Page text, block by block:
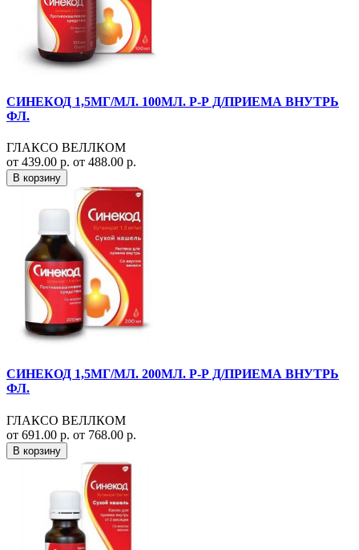
СИНЕКОД 1,5МГ/МЛ. 100МЛ. Р-Р Д/ПРИЕМА ВНУТРЬ
ФЛ.
ГЛАКСО ВЕЛЛКОМ
от 439.00 р. от 488.00 р.
В корзину
СИНЕКОД 1,5МГ/МЛ. 200МЛ. Р-Р Д/ПРИЕМА ВНУТРЬ
ФЛ.
ГЛАКСО ВЕЛЛКОМ
от 691.00 р. от 768.00 р.
В корзину